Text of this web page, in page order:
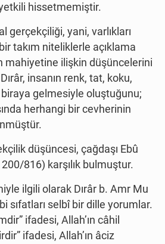
hissetmemiştir.
gerçekçiliği, yani, varlıkları
takım niteliklerle açıklama
mahiyetine ilişkin düşüncelerini
insanın renk, tat, koku,
gelmesiyle oluştuğunu;
herhangi bir cevherinin
düşüncesi, çağdaşı Ebû
816) karşılık bulmuştur.
ilgili olarak Dırâr b. Amr Mu
sıfatları selbî bir dille yorumlar.
ifadesi, Allah’ın câhil
ifadesi, Allah’ın âciz